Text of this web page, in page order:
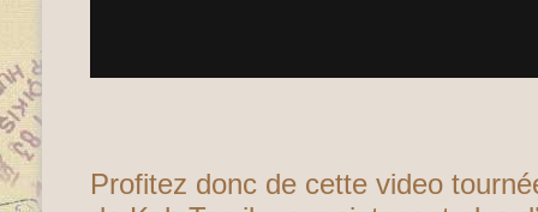
Profitez donc de cette video